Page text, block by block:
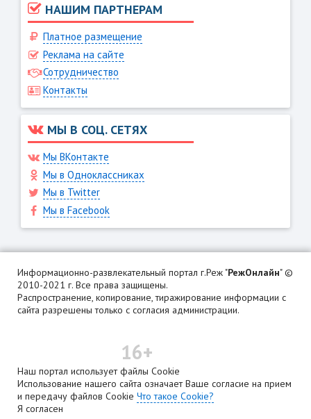
НАШИМ ПАРТНЕРАМ
Платное размещение
Реклама на сайте
Сотрудничество
Контакты
МЫ В СОЦ. СЕТЯХ
Мы ВКонтакте
Мы в Одноклассниках
Мы в Twitter
Мы в Facebook
Информационно-развлекательный портал г.Реж "РежОнлайн" ©
2010-2021 г. Все права защищены.
Распространение, копирование, тиражирование информации с
сайта разрешены только с согласия администрации.
16+
Наш портал использует файлы Cookie
Использование нашего сайта означает Ваше согласие на прием
и передачу файлов Cookie Что такое Cookie?
Я согласен